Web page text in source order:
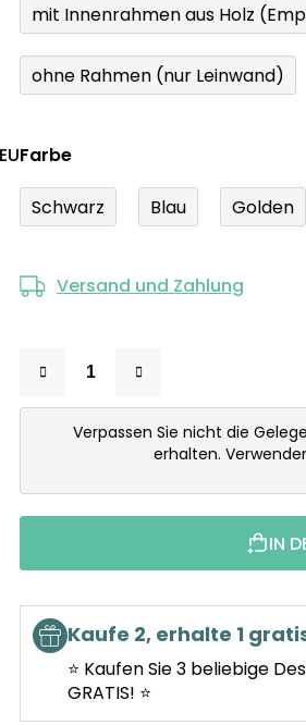
mit Innenrahmen aus Holz
ohne Rahmen (nur Leinwand)
Farbe
Schwarz Blau Golden
Versand und Zahlung
Verpassen Sie nicht die
erhalten.
IN
Kaufe 2, erhalte 1
⭐ Kaufen Sie 3 beliebige
GRATIS! ⭐